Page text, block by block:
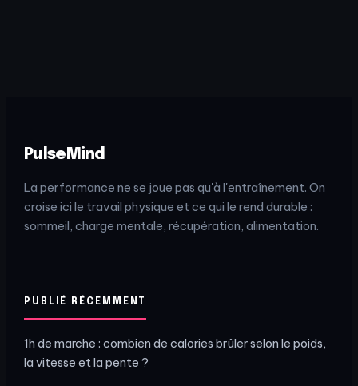
PulseMind
La performance ne se joue pas qu'à l'entraînement. On
croise ici le travail physique et ce qui le rend durable :
sommeil, charge mentale, récupération, alimentation.
PUBLIÉ RÉCEMMENT
1h de marche : combien de calories brûler selon le poids,
la vitesse et la pente ?